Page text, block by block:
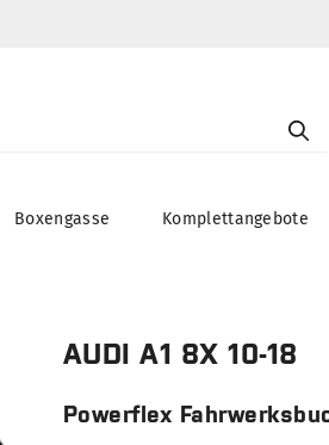
Boxengasse Komplettangebote
AUDI A1 8X 10-18
Powerflex